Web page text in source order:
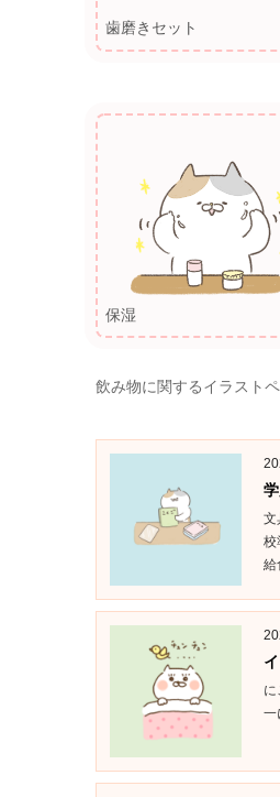
歯磨きセット
保湿
飲み物に関するイラスト
文
校
給
一